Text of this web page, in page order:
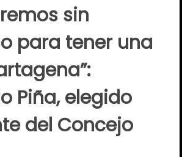
sin
para tener una
Piña, elegido
del Concejo